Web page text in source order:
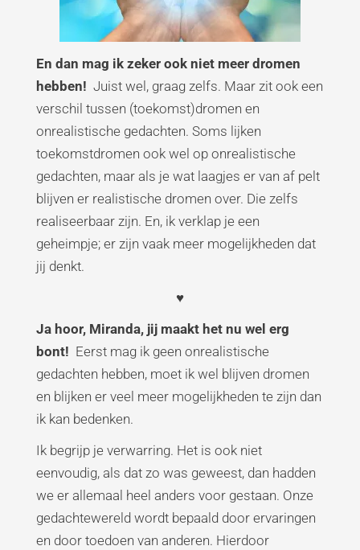
En dan mag ik zeker ook niet meer dromen
hebben! Juist wel, graag zelfs. Maar zit ook een
verschil tussen (toekomst)dromen en
onrealistische gedachten. Soms lijken
toekomstdromen ook wel op onrealistische
gedachten, maar als je wat laagjes er van af pelt
blijven er realistische dromen over. Die zelfs
realiseerbaar zijn. En, ik verklap je een
geheimpje; er zijn vaak meer mogelijkheden dat
jij denkt.
♥
Ja hoor, Miranda, jij maakt het nu wel erg
bont! Eerst mag ik geen onrealistische
gedachten hebben, moet ik wel blijven dromen
en blijken er veel meer mogelijkheden te zijn dan
ik kan bedenken.
Ik begrijp je verwarring. Het is ook niet
eenvoudig, als dat zo was geweest, dan hadden
we er allemaal heel anders voor gestaan. Onze
gedachtewereld wordt bepaald door ervaringen
en door toedoen van anderen. Hierdoor